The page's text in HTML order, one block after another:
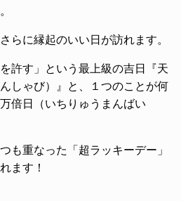
らに縁起のいい日が訪れます。
許す」という最上級の吉日『天
しゃび）』と、１つのことが何
倍日（いちりゅうまんばい
も重なった「超ラッキーデー」
ます！